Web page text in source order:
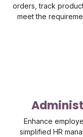
orders, track
meet the
Enhance
simplified HR